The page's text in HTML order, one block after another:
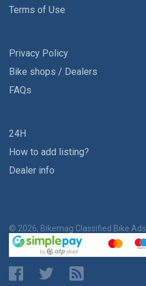
Terms of Use
Privacy Policy
Bike shops / Dealers
FAQs
24H
How to add listing?
Dealer info
© 2026, Bikemag Classified Bike Ads